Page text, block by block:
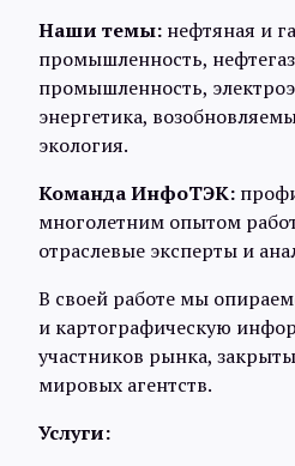
О
Наши темы: нефтяная и
промышленность,
промышленность,
энергетика,
экология.
Команда ИнфоТЭК:
многолетним опытом
отраслевые эксперты и
В своей работе мы
и картографическую
участников рынка,
мировых агентств.
Услуги: